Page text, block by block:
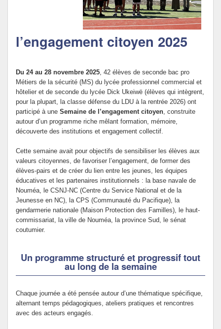
l’engagement citoyen 2025
Du 24 au 28 novembre 2025, 42 élèves de seconde bac pro
Métiers de la sécurité (MS) du lycée professionnel commercial et
hôtelier et de seconde du lycée Dick Ukeiwë (élèves qui intègrent,
pour la plupart, la classe défense du LDU à la rentrée 2026) ont
participé à une Semaine de l’engagement citoyen, construite
autour d’un programme riche mêlant formation, mémoire,
découverte des institutions et engagement collectif.
Cette semaine avait pour objectifs de sensibiliser les élèves aux
valeurs citoyennes, de favoriser l’engagement, de former des
élèves-pairs et de créer du lien entre les jeunes, les équipes
éducatives et les partenaires institutionnels : la base navale de
Nouméa, le CSNJ-NC (Centre du Service National et de la
Jeunesse en NC), la CPS (Communauté du Pacifique), la
gendarmerie nationale (Maison Protection des Familles), le haut-
commissariat, la ville de Nouméa, la province Sud, le sénat
coutumier.
Un programme structuré et progressif tout
au long de la semaine
Chaque journée a été pensée autour d’une thématique spécifique,
alternant temps pédagogiques, ateliers pratiques et rencontres
avec des acteurs engagés.